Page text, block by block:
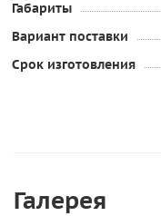
Габариты
Вариант поставки
Срок изготовления
Галерея